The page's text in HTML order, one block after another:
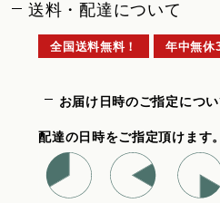
送料・配達について
全国送料無料！ 年中無休
お届け日時のご指定につ
配達の日時をご指定頂けます。